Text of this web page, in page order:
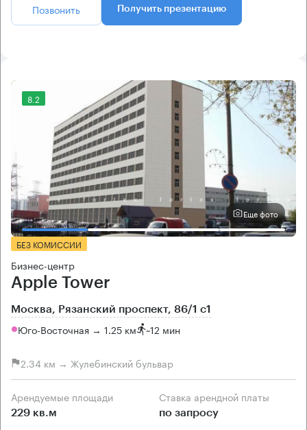
Позвонить Получить презентацию
8.2
Еще фото
БЕЗ КОМИССИИ
Бизнес-центр
Apple Tower
Москва, Рязанский проспект, 86/1 с1
Юго-Восточная → 1.25 км ~12 мин
2.34 км → Жулебинский бульвар
Арендуемые площади
229 кв.м
Ставка арендной платы
по запросу